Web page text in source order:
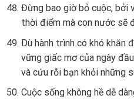
Đừng bao giờ bỏ cuộc, bởi
thời điểm mà con nước sẽ
Dù hành trình có khó khăn
vững giấc mơ của ngày
và cứu rỗi bạn khỏi những
Cuộc sống không hề dễ